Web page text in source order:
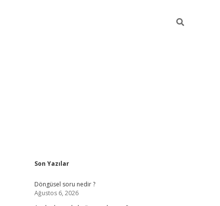
Sidebar
Son Yazılar
Döngüsel soru nedir ?
Ağustos 6, 2026
elexbet yeni giriş adresi